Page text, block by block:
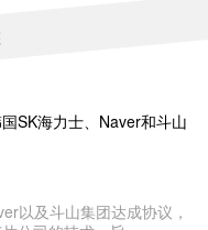
SK海力士、Naver和斗山
以及斗山集团达成协议，